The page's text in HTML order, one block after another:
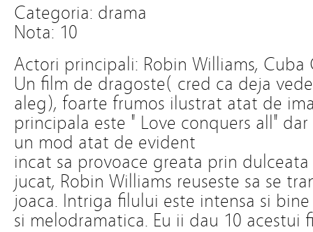
Categoria: drama
Nota: 10
Actori principali: Robin Williams, Cuba
Un film de dragoste( cred ca deja
aleg), foarte frumos ilustrat atat de
principala este " Love conquers all"
un mod atat de evident
incat sa provoace greata prin
jucat, Robin Williams reuseste sa se
joaca. Intriga filului este intensa si
si melodramatica. Eu ii dau 10 acestui